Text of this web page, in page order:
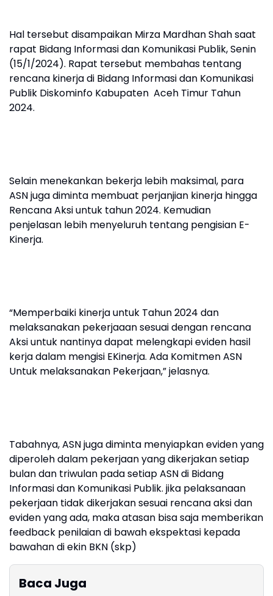
Hal tersebut disampaikan Mirza Mardhan Shah saat
rapat Bidang Informasi dan Komunikasi Publik, Senin
(15/1/2024). Rapat tersebut membahas tentang
rencana kinerja di Bidang Informasi dan Komunikasi
Publik Diskominfo Kabupaten Aceh Timur Tahun
2024.
Selain menekankan bekerja lebih maksimal, para
ASN juga diminta membuat perjanjian kinerja hingga
Rencana Aksi untuk tahun 2024. Kemudian
penjelasan lebih menyeluruh tentang pengisian E-
Kinerja.
“Memperbaiki kinerja untuk Tahun 2024 dan
melaksanakan pekerjaaan sesuai dengan rencana
Aksi untuk nantinya dapat melengkapi eviden hasil
kerja dalam mengisi EKinerja. Ada Komitmen ASN
Untuk melaksanakan Pekerjaan,” jelasnya.
Tabahnya, ASN juga diminta menyiapkan eviden yang
diperoleh dalam pekerjaan yang dikerjakan setiap
bulan dan triwulan pada setiap ASN di Bidang
Informasi dan Komunikasi Publik. jika pelaksanaan
pekerjaan tidak dikerjakan sesuai rencana aksi dan
eviden yang ada, maka atasan bisa saja memberikan
feedback penilaian di bawah ekspektasi kepada
bawahan di ekin BKN (skp)
Baca Juga